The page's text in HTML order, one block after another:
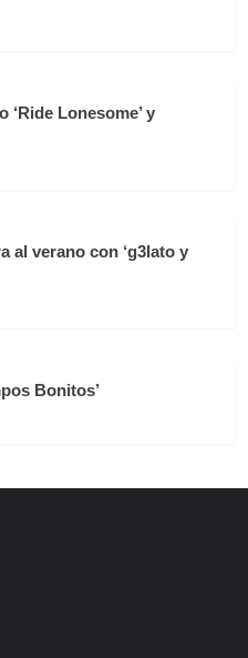
Lonesome’ y
al verano con ‘g3lato y
Bonitos’